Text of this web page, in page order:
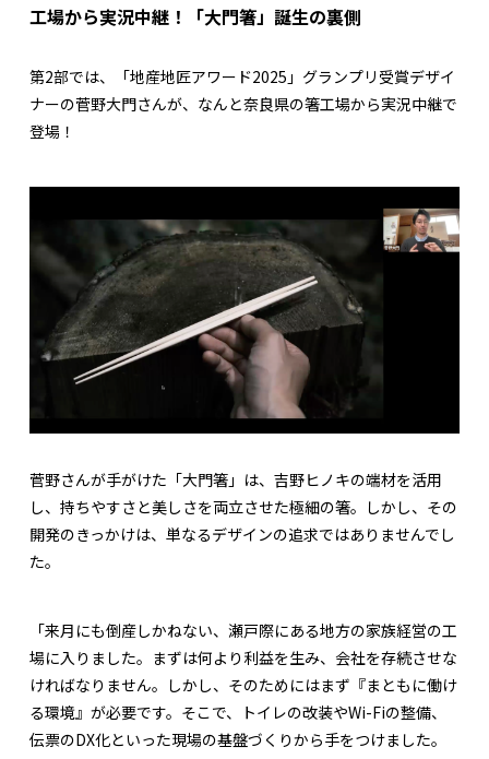
工場から実況中継！「大門箸」誕生の裏側
第2部では、「地産地匠アワード2025」グランプリ受賞デザイ
ナーの菅野大門さんが、なんと奈良県の箸工場から実況中継で
登場！
菅野さんが手がけた「大門箸」は、吉野ヒノキの端材を活用
し、持ちやすさと美しさを両立させた極細の箸。しかし、その
開発のきっかけは、単なるデザインの追求ではありませんでし
た。
「来月にも倒産しかねない、瀬戸際にある地方の家族経営の工
場に入りました。まずは何より利益を生み、会社を存続させな
ければなりません。しかし、そのためにはまず『まともに働け
る環境』が必要です。そこで、トイレの改装やWi-Fiの整備、
伝票のDX化といった現場の基盤づくりから手をつけました。